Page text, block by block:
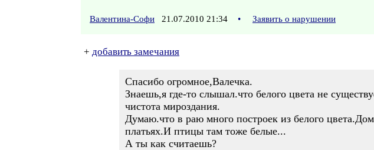
Валентина-Софи 21.07.2010 21:34 • Заявить о нарушении
+ добавить замечания
Спасибо огромное,Валечка.
Знаешь,я где-то слышал.что белого цвета не
чистота мироздания.
Думаю.что в раю много построек из белого
платьях.И птицы там тоже белые...
А ты как считаешь?